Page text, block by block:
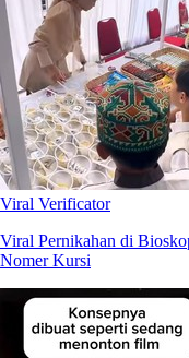
Viral Verificator
Viral Pernikahan di
Nomer Kursi